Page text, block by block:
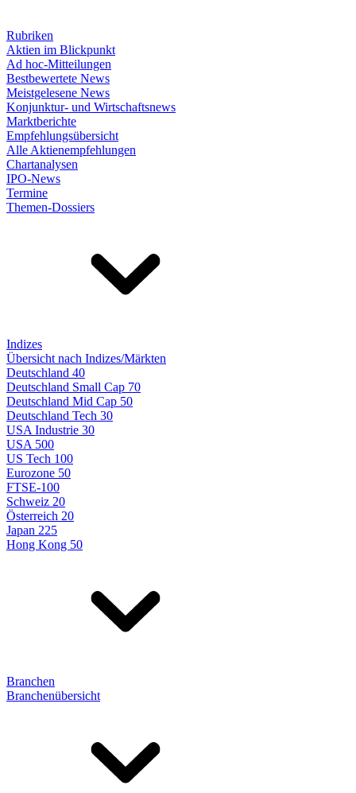
Rubriken
Aktien im Blickpunkt
Ad hoc-Mitteilungen
Bestbewertete News
Meistgelesene News
Konjunktur- und Wirtschaftsnews
Marktberichte
Empfehlungsübersicht
Alle Aktienempfehlungen
Chartanalysen
IPO-News
Termine
Themen-Dossiers
Indizes
Übersicht nach Indizes/Märkten
Deutschland 40
Deutschland Small Cap 70
Deutschland Mid Cap 50
Deutschland Tech 30
USA Industrie 30
USA 500
US Tech 100
Eurozone 50
FTSE-100
Schweiz 20
Österreich 20
Japan 225
Hong Kong 50
Branchen
Branchenübersicht